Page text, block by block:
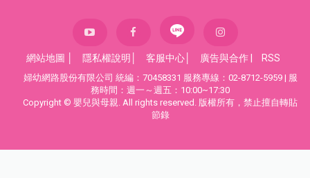
網站地圖 隱私權說明 客服中心 廣告與合作 RSS
婦幼網路股份有限公司 統編：70458331 服務專線：02-8712-5959 | 服
務時間：週一～週五：10:00~17:30
Copyright © 嬰兒與母親. All rights reserved. 版權所有，禁止擅自轉貼
節錄